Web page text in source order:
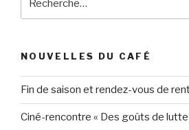
pour
NOUVELLES DU CAFÉ
Fin de saison et rendez-vous de
Ciné-rencontre « Des goûts de lutte